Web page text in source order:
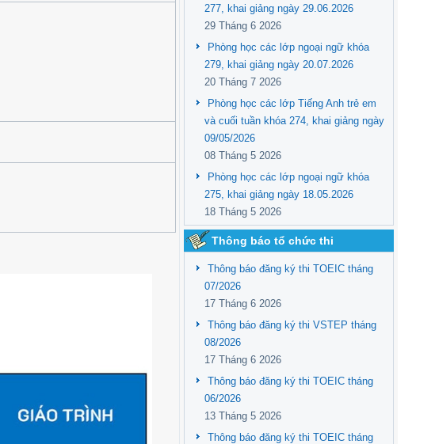
277, khai giảng ngày 29.06.2026
29 Tháng 6 2026
Phòng học các lớp ngoại ngữ khóa
279, khai giảng ngày 20.07.2026
20 Tháng 7 2026
Phòng học các lớp Tiếng Anh trẻ em
và cuối tuần khóa 274, khai giảng ngày
09/05/2026
08 Tháng 5 2026
Phòng học các lớp ngoại ngữ khóa
275, khai giảng ngày 18.05.2026
18 Tháng 5 2026
Thông báo tổ chức thi
Thông báo đăng ký thi TOEIC tháng
07/2026
17 Tháng 6 2026
Thông báo đăng ký thi VSTEP tháng
08/2026
17 Tháng 6 2026
Thông báo đăng ký thi TOEIC tháng
06/2026
13 Tháng 5 2026
Thông báo đăng ký thi TOEIC tháng